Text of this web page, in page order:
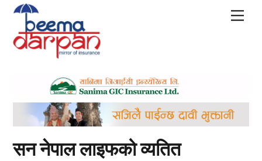
Skip
content
सन नेपाल लाइफको व्यतित